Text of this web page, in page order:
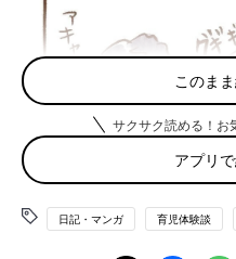
このま
サクサク読める！お
アプリ
日記・マンガ 育児体験談